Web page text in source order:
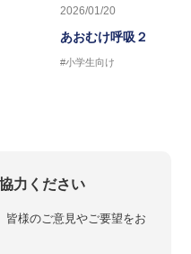
2026/01/20
あおむけ呼吸２
#小学生向け
力ください
皆様のご意見やご要望をお